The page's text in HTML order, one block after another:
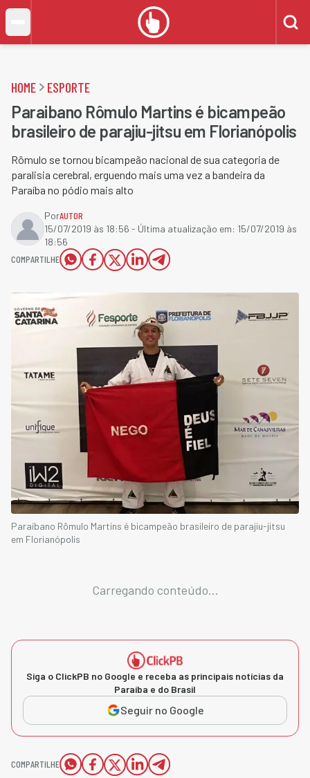
HOME ESPORTE
Paraibano Rômulo Martins é bicampeão
brasileiro de parajiu-jitsu em Florianópolis
Rômulo se tornou bicampeão nacional de sua categoria de
paralisia cerebral, erguendo mais uma vez a bandeira da
Paraíba no pódio mais alto
PorAUTOR
15/07/2019 às 18:56 - Última atualização em: 15/07/2019 às
18:56
COMPARTILHE
Paraibano Rômulo Martins é bicampeão brasileiro de parajiu-jitsu
em Florianópolis
Carregando conteúdo...
Siga o ClickPB no Google e receba as principais notícias da
Paraíba e do Brasil
Seguir no Google
COMPARTILHE